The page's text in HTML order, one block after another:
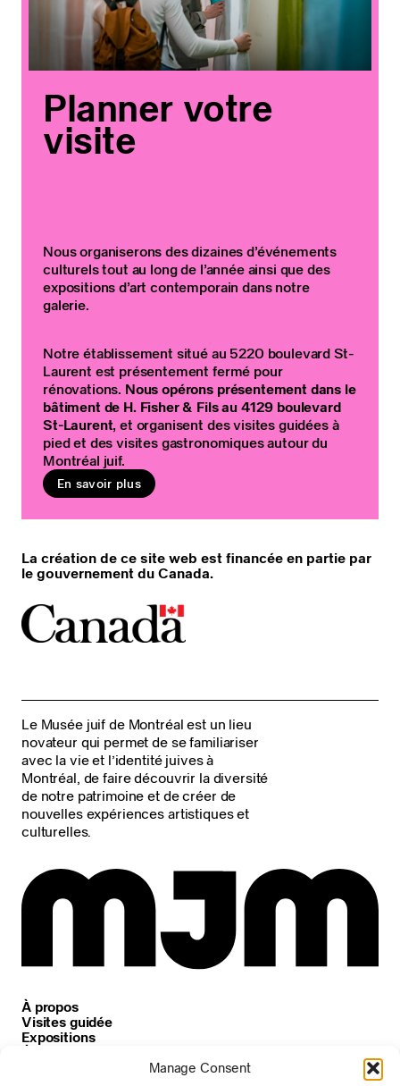
Manage Consent
Planner votre
visite
Nous organiserons des dizaines d’événements
culturels tout au long de l’année ainsi que des
expositions d’art contemporain dans notre
galerie.
Notre établissement situé au 5220 boulevard St-
Laurent est présentement fermé pour
rénovations. Nous opérons présentement dans le
bâtiment de H. Fisher & Fils au 4129 boulevard
St-Laurent, et organisent des visites guidées à
pied et des visites gastronomiques autour du
Montréal juif.
En savoir plus
La création de ce site web est financée en partie par
le gouvernement du Canada.
Le Musée juif de Montréal est un lieu
novateur qui permet de se familiariser
avec la vie et l’identité juives à
Montréal, de faire découvrir la diversité
de notre patrimoine et de créer de
nouvelles expériences artistiques et
culturelles.
À propos
Visites guidée
Expositions
Événements